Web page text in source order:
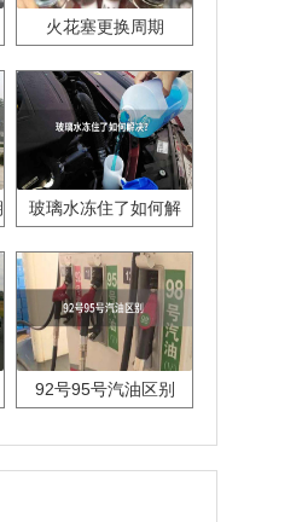
火花塞更换周期
玻璃水冻住了如何解
92号95号汽油区别